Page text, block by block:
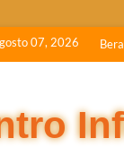
07, 2026